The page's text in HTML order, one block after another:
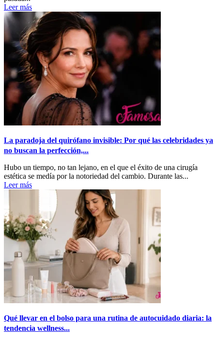
Leer más
La paradoja del quirófano invisible: Por qué las celebridades ya
no buscan la perfección,...
Hubo un tiempo, no tan lejano, en el que el éxito de una cirugía
estética se medía por la notoriedad del cambio. Durante las...
Leer más
Qué llevar en el bolso para una rutina de autocuidado diaria: la
tendencia wellness...